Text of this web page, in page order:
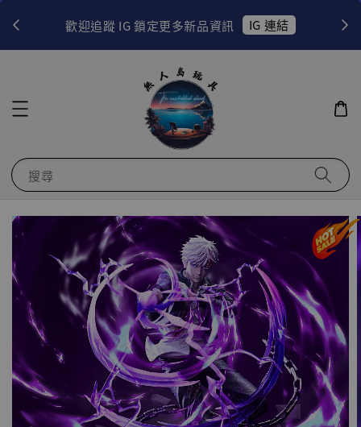
歡迎追蹤 IG 鎖定更多新品資訊 IG 連結
搜尋